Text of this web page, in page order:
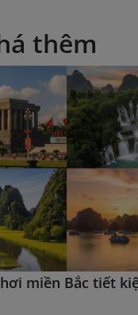
thêm
miền Bắc tiết